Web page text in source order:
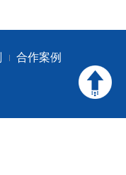
合作案例